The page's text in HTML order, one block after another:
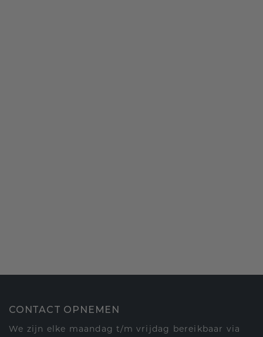
CONTACT OPNEMEN
We zijn elke maandag t/m vrijdag bereikbaar via